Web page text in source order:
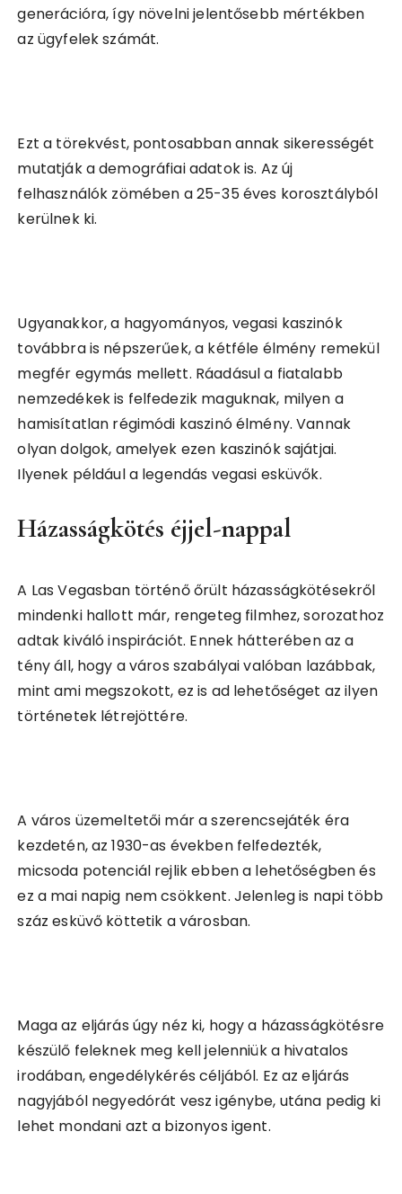
generációra, így növelni jelentősebb mértékben
az ügyfelek számát.
Ezt a törekvést, pontosabban annak sikerességét
mutatják a demográfiai adatok is. Az új
felhasználók zömében a 25-35 éves korosztályból
kerülnek ki.
Ugyanakkor, a hagyományos, vegasi kaszinók
továbbra is népszerűek, a kétféle élmény remekül
megfér egymás mellett. Ráadásul a fiatalabb
nemzedékek is felfedezik maguknak, milyen a
hamisítatlan régimódi kaszinó élmény. Vannak
olyan dolgok, amelyek ezen kaszinók sajátjai.
Ilyenek például a legendás vegasi esküvők.
Házasságkötés éjjel-nappal
A Las Vegasban történő őrült házasságkötésekről
mindenki hallott már, rengeteg filmhez, sorozathoz
adtak kiváló inspirációt. Ennek hátterében az a
tény áll, hogy a város szabályai valóban lazábbak,
mint ami megszokott, ez is ad lehetőséget az ilyen
történetek létrejöttére.
A város üzemeltetői már a szerencsejáték éra
kezdetén, az 1930-as években felfedezték,
micsoda potenciál rejlik ebben a lehetőségben és
ez a mai napig nem csökkent. Jelenleg is napi több
száz esküvő köttetik a városban.
Maga az eljárás úgy néz ki, hogy a házasságkötésre
készülő feleknek meg kell jelenniük a hivatalos
irodában, engedélykérés céljából. Ez az eljárás
nagyjából negyedórát vesz igénybe, utána pedig ki
lehet mondani azt a bizonyos igent.